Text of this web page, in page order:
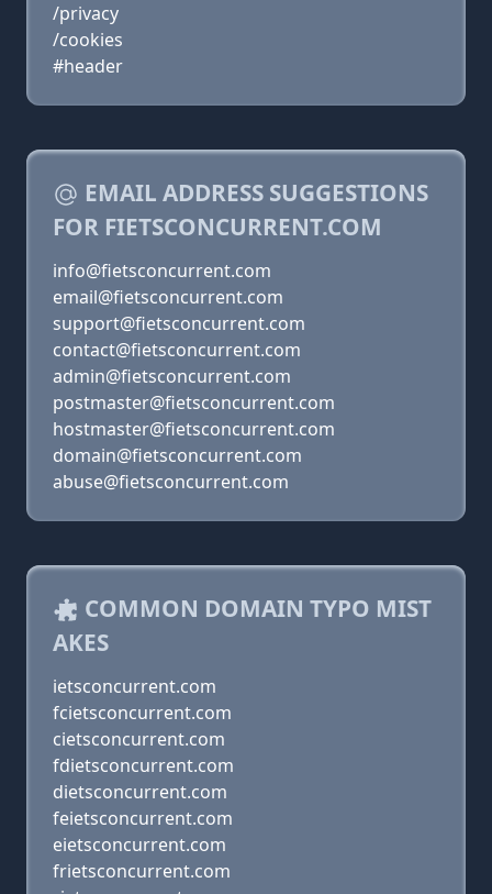
/privacy
/cookies
#header
EMAIL ADDRESS SUGGESTIONS
FOR FIETSCONCURRENT.COM
info@fietsconcurrent.com
email@fietsconcurrent.com
support@fietsconcurrent.com
contact@fietsconcurrent.com
admin@fietsconcurrent.com
postmaster@fietsconcurrent.com
hostmaster@fietsconcurrent.com
domain@fietsconcurrent.com
abuse@fietsconcurrent.com
COMMON DOMAIN TYPO MIST
AKES
ietsconcurrent.com
fcietsconcurrent.com
cietsconcurrent.com
fdietsconcurrent.com
dietsconcurrent.com
feietsconcurrent.com
eietsconcurrent.com
frietsconcurrent.com